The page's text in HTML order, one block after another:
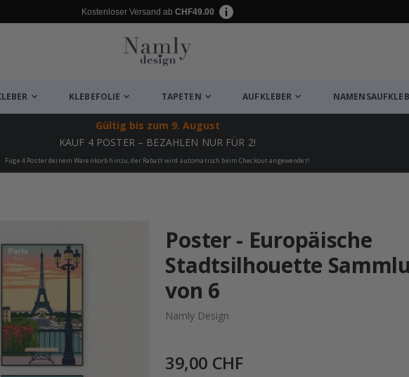
Kostenloser Versand ab CHF49.00
KLEBEFOLIE TAPETEN AUFKLEBER
Gültig bis zum 9. August
KAUF 4 POSTER – BEZAHLEN NUR FÜR 2!
Füge 4 Poster deinem Warenkorb hinzu, der Rabatt wird automatisch beim Checkout angewendet!
Poster - Europäische
Stadtsilhouette
von 6
Namly Design
39,00 CHF